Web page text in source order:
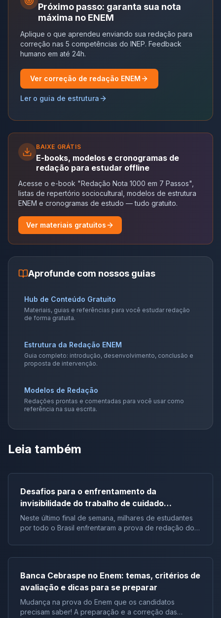
Próximo passo: garanta sua nota
máxima no ENEM
Aplique o que aprendeu enviando sua redação para
correção nas 5 competências do INEP. Feedback
humano em até 24h.
Ver correção de redação ENEM
Ler o guia de estrutura
BAIXE GRÁTIS
E-books, modelos e cronogramas de
redação para estudar offline
Acesse o e-book "Redação Nota 1000 em 7 Passos",
listas de repertório sociocultural, modelos de estrutura
ENEM e cronogramas de estudo — tudo gratuito.
Ver materiais gratuitos
Aprofunde com nossos guias
Hub de Conteúdo Gratuito
Materiais, guias e referências para você estudar redação
de forma gratuita.
Estrutura da Redação ENEM
Guia completo: introdução, desenvolvimento, conclusão e
proposta de intervenção.
Modelos de Redação
Redações prontas e comentadas para você usar como
referência na sua escrita.
Leia também
Desafios para o enfrentamento da
invisibilidade do trabalho de cuidado
realizado pela mulher no Brasil | Tema de
redação do Enem 2023
Neste último final de semana, milhares de estudantes
por todo o Brasil enfrentaram a prova de redação do
apenas habilidades de escrita. Nesse sentido, a
ansiedade e a expectativa em torno do tema da
novembro, no começo da tarde, o Inep divulgou o tão
aguardado tema da redação do Enem 2023: “Desafios
cuidado realizado pela mulher no Brasil.” A redação do
Banca Cebraspe no Enem: temas, critérios de
avaliação e dicas para se preparar
Mudança na prova do Enem que os candidatos
precisam saber! A preparação e a correção das